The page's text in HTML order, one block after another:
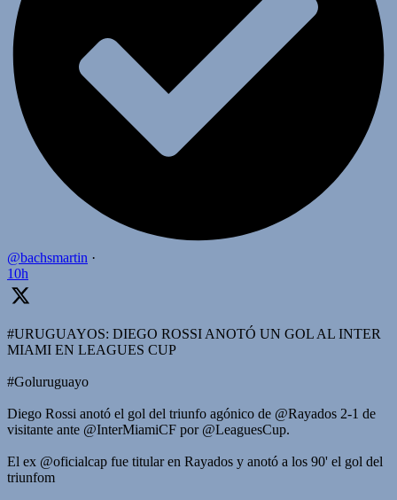
@bachsmartin ·
10h
#URUGUAYOS: DIEGO ROSSI ANOTÓ UN GOL AL INTER
MIAMI EN LEAGUES CUP
#Goluruguayo
Diego Rossi anotó el gol del triunfo agónico de @Rayados 2-1 de
visitante ante @InterMiamiCF por @LeaguesCup.
El ex @oficialcap fue titular en Rayados y anotó a los 90' el gol del
triunfom